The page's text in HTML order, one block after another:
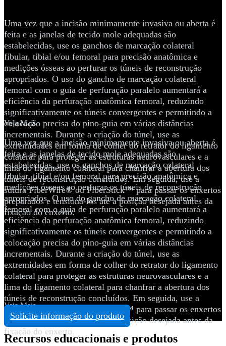
Uma vez que a incisão minimamente invasiva ou aberta é
feita e as janelas de tecido mole adequadas são
estabelecidas, use os ganchos de marcação colateral
fibular, tibial e/ou femoral para precisão anatômica e
medições ósseas ao perfurar os túneis de reconstrução
apropriados. O uso do gancho de marcação colateral
femoral com o guia de perfuração paralelo aumentará a
eficiência da perfuração anatômica femoral, reduzindo
significativamente os túneis convergentes e permitindo a
colocação precisa do pino-guia em várias distâncias
incrementais. Durante a criação do túnel, use as
extremidades em forma de colher do retrator do ligamento
colateral para proteger as estruturas neurovasculares e a
lima do ligamento colateral para chanfrar a abertura dos
túneis de reconstrução concluídos. Em seguida, use a
sutura FiberWire® ou FiberStick™ para passar os enxertos
preparados e tensioná-los até a posição desejada antes da
fixação do enxerto.
Veja Mais
Uma vez que a incisão minimamente invasiva ou aberta é
feita e as janelas de tecido mole adequadas são
estabelecidas, use os ganchos de marcação colateral
fibular, tibial e/ou femoral para precisão anatômica e
medições ósseas ao perfurar os túneis de reconstrução
apropriados. O uso do gancho de marcação colateral
femoral com o guia de perfuração paralelo aumentará a
eficiência da perfuração anatômica femoral, reduzindo
significativamente os túneis convergentes e permitindo a
colocação precisa do pino-guia em várias distâncias
incrementais. Durante a criação do túnel, use as
extremidades em forma de colher do retrator do ligamento
colateral para proteger as estruturas neurovasculares e a
lima do ligamento colateral para chanfrar a abertura dos
túneis de reconstrução concluídos. Em seguida, use a
sutura FiberWire® ou FiberStick™ para passar os enxertos
preparados e tensioná-los até a posição desejada antes da
fixação do enxerto.
Veja Mais
Solicite informação do produto
Recursos educacionais e produtos